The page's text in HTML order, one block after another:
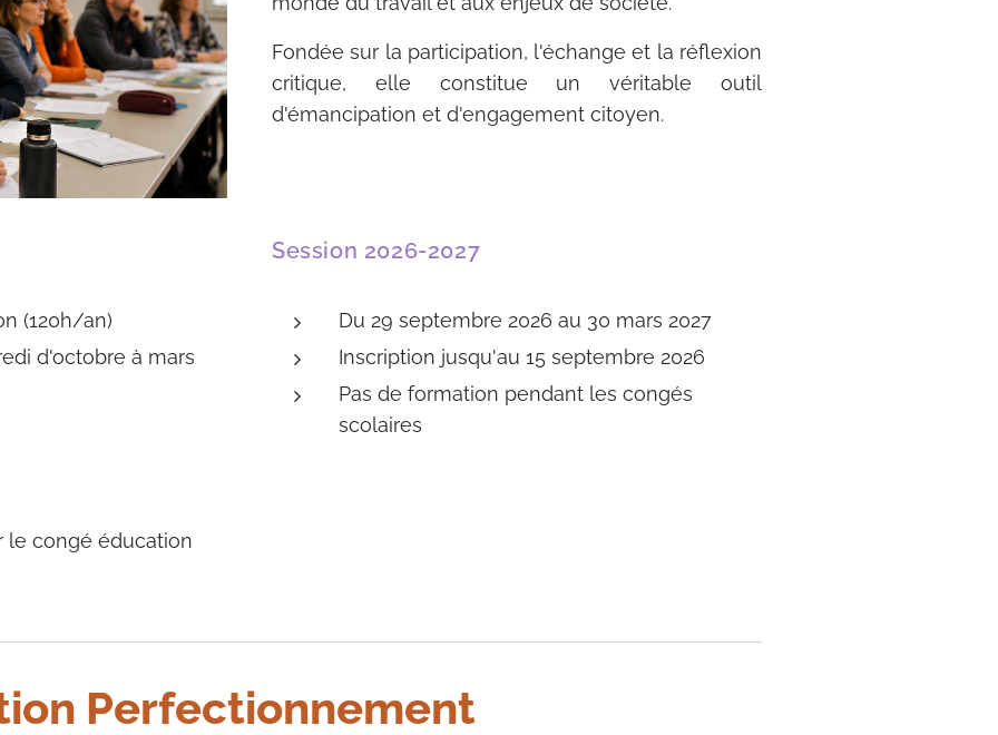
Fondée sur la participation, l'échange et la réflexion
critique, elle constitue un véritable outil
d'émancipation et d'engagement citoyen.
Session 2026-2027
(120h/an)
d'octobre à mars
le congé éducation
Du 29 septembre 2026 au 30 mars 2027
Inscription jusqu'au 15 septembre 2026
Pas de formation pendant les congés
scolaires
Perfectionnement